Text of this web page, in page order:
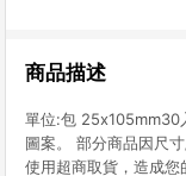
商品描述
單位:包 25x105mm30
圖案。 部分商品因尺
使用超商取貨，造成